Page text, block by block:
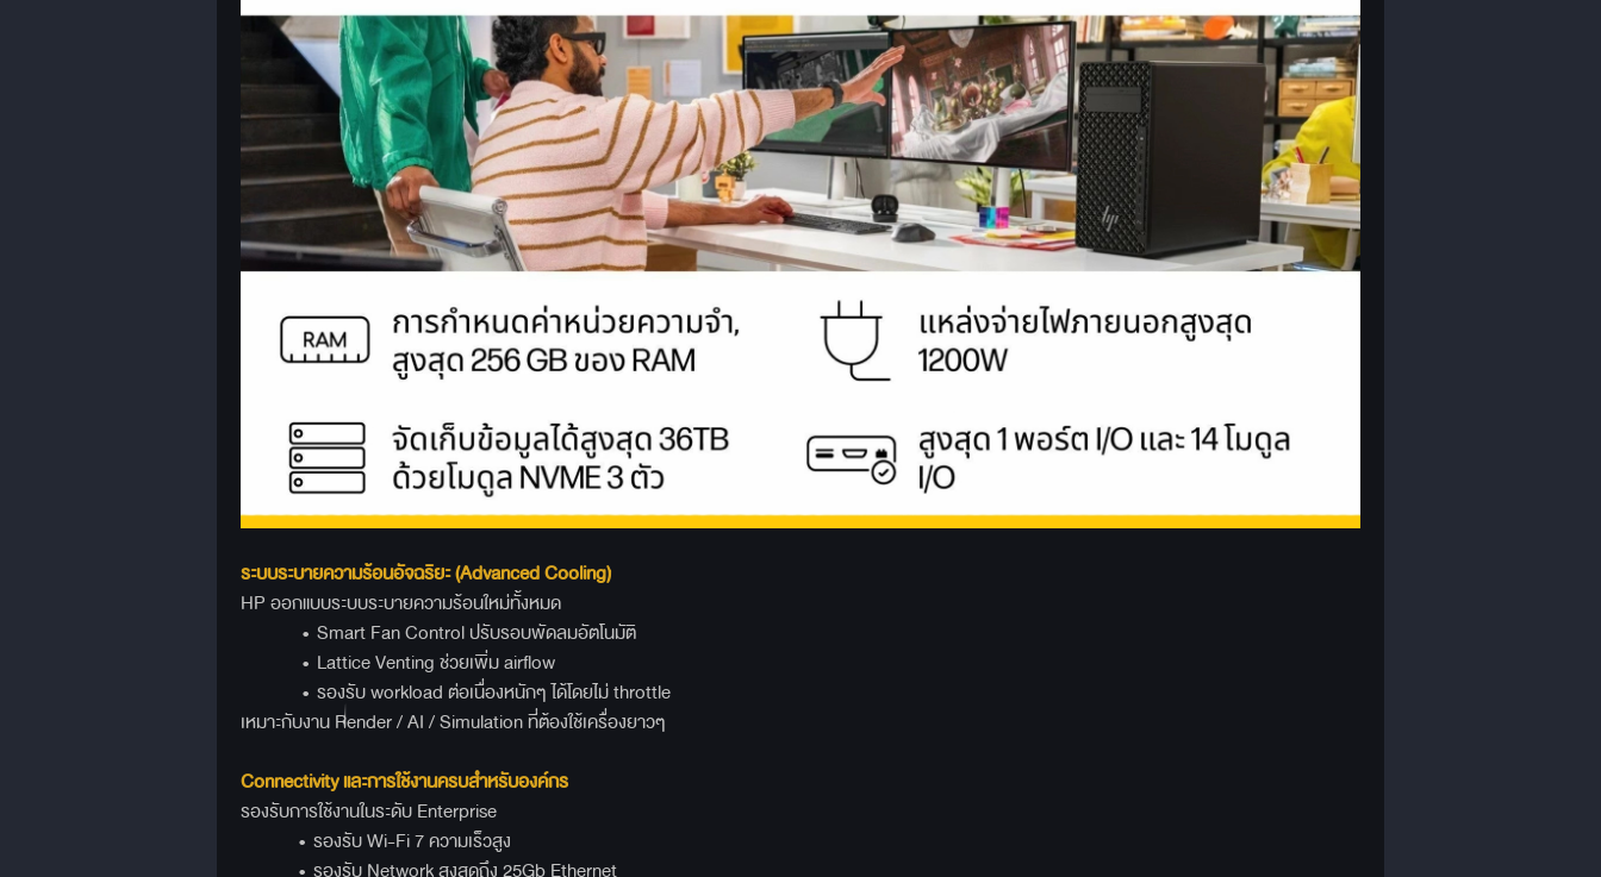
ระบบระบายความร้อนอัจฉริยะ (Advanced Cooling)
HP ออกแบบระบบระบายความร้อนใหม่ทั้งหมด
• Smart Fan Control ปรับรอบพัดลมอัตโนมัติ
• Lattice Venting ช่วยเพิ่ม airflow
• รองรับ workload ต่อเนื่องหนักๆ ได้โดยไม่ throttle
เหมาะกับงาน Render / AI / Simulation ที่ต้องใช้เครื่องยาวๆ
Connectivityและการใช้งานครบสำหรับองค์กร
รองรับการใช้งานในระดับ Enterprise
• รองรับ Wi-Fi 7 ความเร็วสูง
• รองรับ Network สูงสุดถึง 25Gb Ethernet